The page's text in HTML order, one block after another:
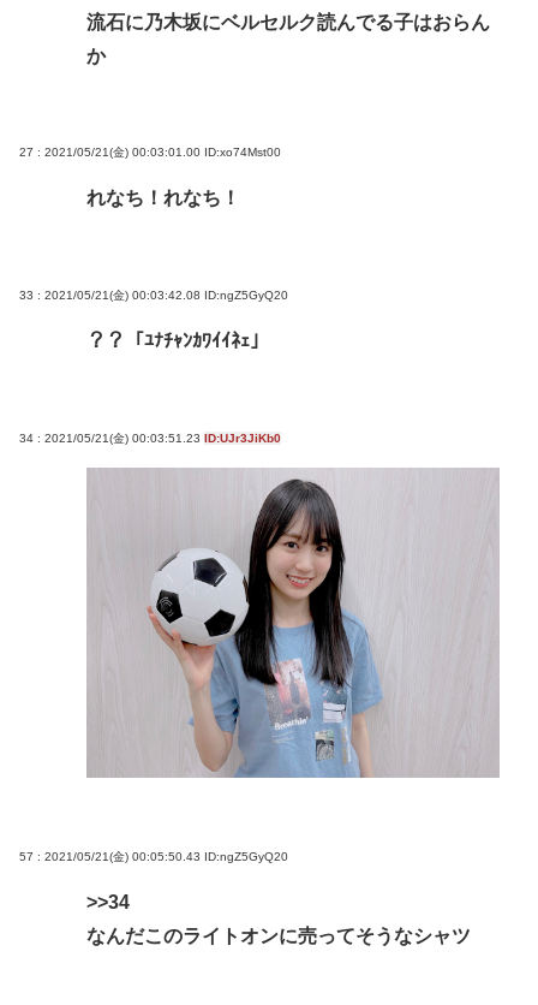
流石に乃木坂にベルセルク読んでる子はおらん
か
27 : 2021/05/21(金) 00:03:01.00 ID:xo74Mst00
れなち！れなち！
33 : 2021/05/21(金) 00:03:42.08 ID:ngZ5GyQ20
？？「ﾕﾅﾁｬﾝｶﾜｲｲﾈｪ」
34 : 2021/05/21(金) 00:03:51.23 ID:UJr3JiKb0
57 : 2021/05/21(金) 00:05:50.43 ID:ngZ5GyQ20
>>34
なんだこのライトオンに売ってそうなシャツ